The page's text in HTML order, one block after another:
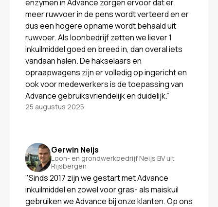
enzymen in Advance zorgen ervoor dat er
meer ruwvoer in de pens wordt verteerd en er
dus een hogere opname wordt behaald uit
ruwvoer. Als loonbedrijf zetten we liever 1
inkuilmiddel goed en breed in, dan overal iets
vandaan halen. De hakselaars en
opraapwagens zijn er volledig op ingericht en
ook voor medewerkers is de toepassing van
Advance gebruiksvriendelijk en duidelijk.”
25 augustus 2025
Gerwin Neijs
Loon- en grondwerkbedrijf Neijs BV uit
Rijsbergen
"Sinds 2017 zijn we gestart met Advance
inkuilmiddel en zowel voor gras- als maiskuil
gebruiken we Advance bij onze klanten. Op ons